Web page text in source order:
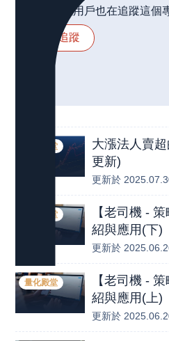
位用戶也在追蹤這個
追蹤
量化殿堂
大漲法人賣
更新)
更新於
量化殿堂
【老司機 -
紹與應用(下)
更新於
量化殿堂
【老司機 -
紹與應用(上)
更新於